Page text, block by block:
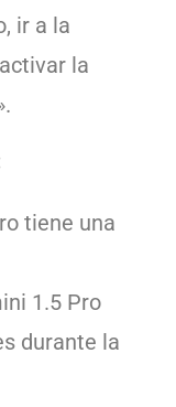
ir a la
la
tiene una
1.5 Pro
durante la